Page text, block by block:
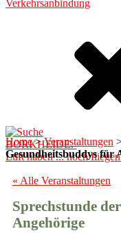
Verkehrsanbindung
BORKHEIDE.
Luft haben ... hoch
Home>Veranstaltungen
Gesundheitsbuddys für
« Alle Veranstaltungen
Sprechstunde
Angehörige